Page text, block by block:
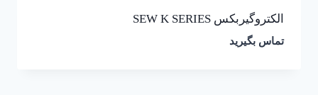
الکتروگیربکس SEW K SERIES
تماس بگیرید